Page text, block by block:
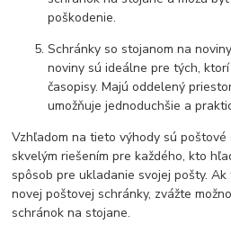
poškodenie.
Schránky so stojanom na
noviny sú ideálne pre tých,
časopisy. Majú oddelený
umožňuje jednoduchšie a
Vzhľadom na tieto výhody sú
skvelým riešením pre každého, kto
spôsob pre ukladanie svojej pošty.
novej poštovej schránky, zvážte
schránok na stojane.